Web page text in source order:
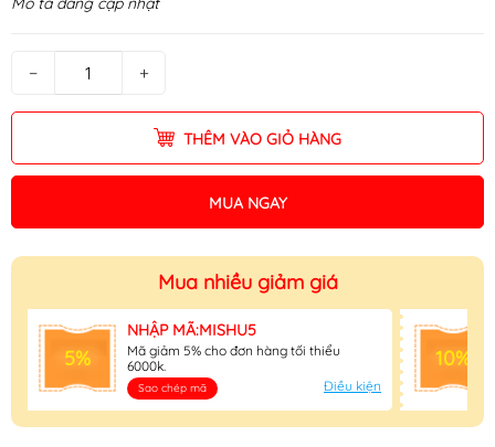
− +
THÊM VÀO GIỎ HÀNG
MUA NGAY
Mua nhiều giảm giá
5%
NHẬP MÃ:MISHU5
Mã giảm 5% cho đơn hàng tối thiểu
6000k.
Sao chép mã Điều kiện
10%